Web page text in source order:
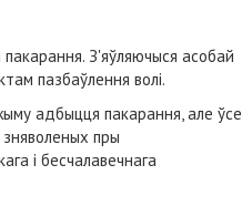
З'яўляючыся асобай
пазбаўлення волі.
адбыцця пакарання, але ўсе
пры
і бесчалавечнага